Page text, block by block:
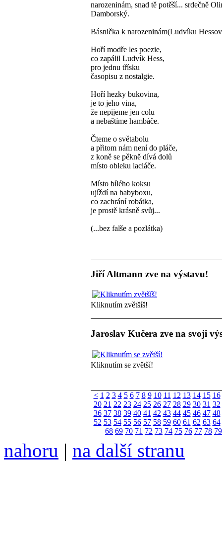
narozeninám, snad tě potěší... srdečně
Damborský.
Básnička k narozeninám(Ludvíku
Hoří modře les poezie,
co zapálil Ludvík Hess,
pro jednu třísku
časopisu z nostalgie.
Hoří hezky bukovina,
je to jeho vina,
že nepijeme jen colu
a nebaštíme hambáče.
Čteme o světabolu
a přitom nám není do pláče,
z koně se pěkně dívá dolů
místo obleku lacláče.
Místo bílého koksu
ujíždí na babyboxu,
co zachrání robátka,
je prostě krásně svůj...
(...bez falše a pozlátka)
Jiří Altmann zve na výstavu!
Kliknutím zvětšíš!
Jaroslav Kučera zve na svoji
Kliknutím se zvětší!
< 1 2 3 4 5 6 7 8 9 10 11 12 13 14 15 16
20 21 22 23 24 25 26 27 28 29 30 31 32
36 37 38 39 40 41 42 43 44 45 46 47 48
52 53 54 55 56 57 58 59 60 61 62 63 64
68 69 70 71 72 73 74 75 76 77 78 79
nahoru | na další stranu